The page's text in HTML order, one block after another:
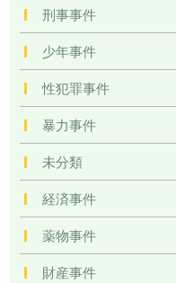
刑事事件
少年事件
性犯罪事件
暴力事件
未分類
経済事件
薬物事件
財産事件